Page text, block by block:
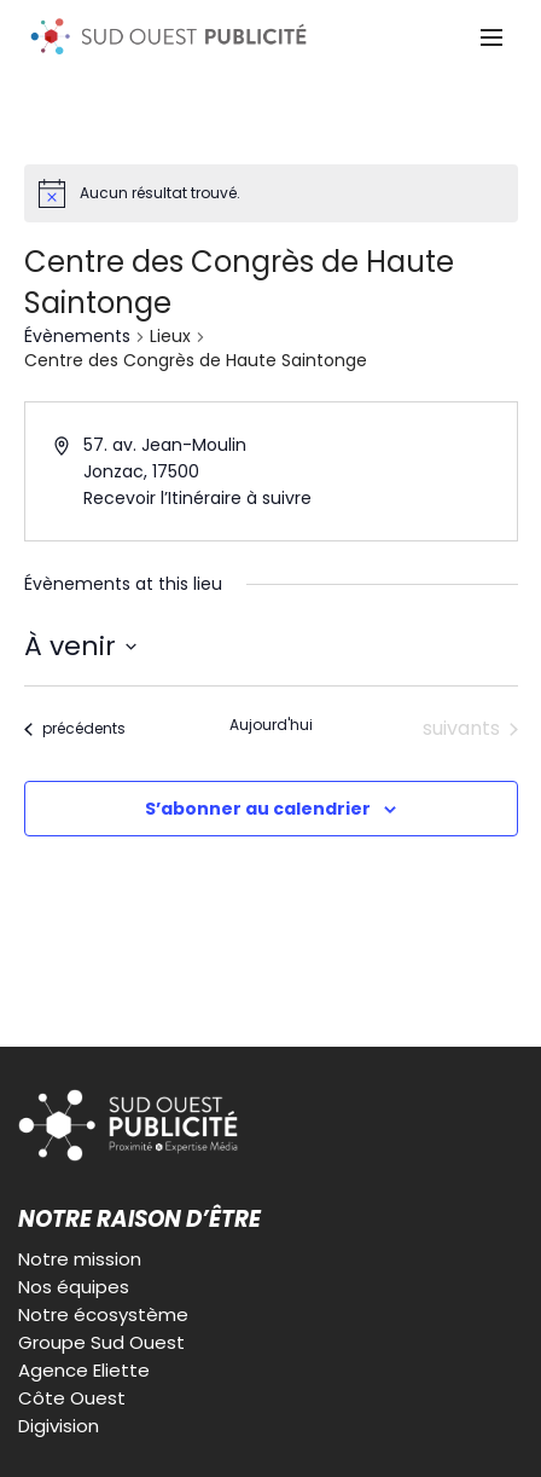
Aucun résultat trouvé.
Centre des Congrès de Haute
Saintonge
Évènements
Lieux
Centre des Congrès de Haute Saintonge
57. av. Jean-Moulin
Jonzac, 17500
Recevoir l’Itinéraire à suivre
Évènements at this lieu
À venir
une
Évènements
précédents Aujourd'hui Évènements
suivants
S’abonner au calendrier
NOTRE RAISON D’ÊTRE
Notre mission
Nos équipes
Notre écosystème
Groupe Sud Ouest
Agence Eliette
Côte Ouest
Digivision